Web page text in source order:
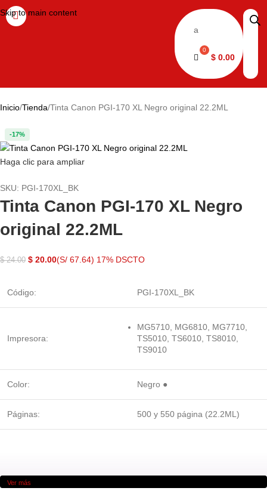
Skip to main content
a
$ 0.00
Inicio Tienda Tinta Canon PGI-170 XL Negro original 22.2ML
-17%
Haga clic para ampliar
SKU: PGI-170XL_BK
Tinta Canon PGI-170 XL Negro
original 22.2ML
$24.00 $ 20.00(S/ 67.64) 17% DSCTO
Código: PGI-170XL_BK
Impresora:
MG5710, MG6810, MG7710,
TS5010, TS6010, TS8010,
TS9010
Color: Negro ●
Páginas: 500 y 550 página (22.2ML)
Ver más